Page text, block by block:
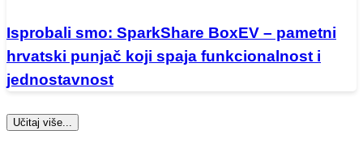
Isprobali smo: SparkShare BoxEV – pametni
hrvatski punjač koji spaja funkcionalnost i
jednostavnost
Učitaj više...